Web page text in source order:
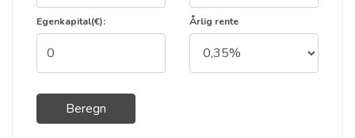
Egenkapital(€):
Beregn
Årlig rente